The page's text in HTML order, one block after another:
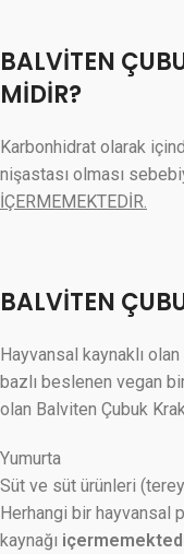
BALVİTEN
MİDİR?
Karbonhidrat olarak
nişastası olması
İÇERMEMEKTEDİR.
BALVİTEN
Hayvansal kaynaklı
bazlı beslenen vegan
olan Balviten Çubuk
Yumurta
Süt ve süt ürünleri
Herhangi bir hayvansal
kaynağı